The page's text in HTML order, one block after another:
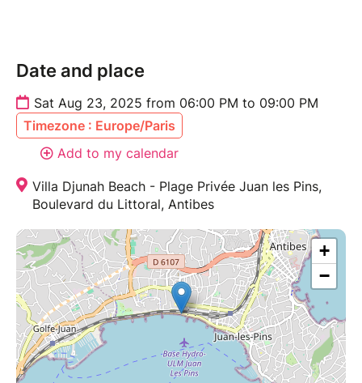
Date and place
Sat Aug 23, 2025 from 06:00 PM to 09:00 PM
Timezone : Europe/Paris
Add to my calendar
Villa Djunah Beach - Plage Privée Juan les Pins,
Boulevard du Littoral, Antibes
+
−